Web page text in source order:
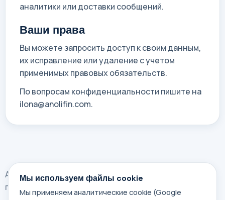
аналитики или доставки сообщений.
Ваши права
Вы можете запросить доступ к своим данным,
их исправление или удаление с учетом
применимых правовых обязательств.
По вопросам конфиденциальности пишите на
ilona@anolifin.com.
ANOLI Oy (Anolifin). Иммиграционное сопровождение
по Финляндии.
Мы используем файлы cookie
Мы применяем аналитические cookie (Google